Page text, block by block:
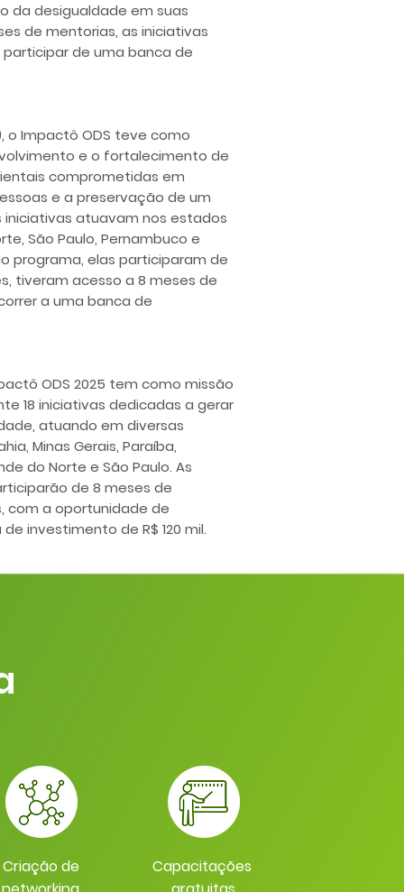
da desigualdade em suas
de mentorias, as iniciativas
de uma banca de
o Impactô ODS teve como
e o fortalecimento de
comprometidas em
e a preservação de um
iniciativas atuavam nos estados
São Paulo, Pernambuco e
programa, elas participaram de
tiveram acesso a 8 meses de
a uma banca de
ODS 2025 tem como missão
18 iniciativas dedicadas a gerar
atuando em diversas
Minas Gerais, Paraíba,
do Norte e São Paulo. As
de 8 meses de
com a oportunidade de
investimento de R$ 120 mil.
Criação de
Capacitações